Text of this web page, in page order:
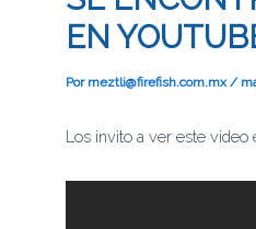
EN
Por meztli@firefish.com.mx /
Los invito a ver este video